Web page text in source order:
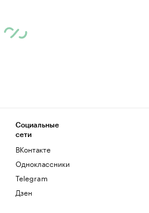
Социальные
сети
ВКонтакте
Одноклассники
Telegram
Дзен